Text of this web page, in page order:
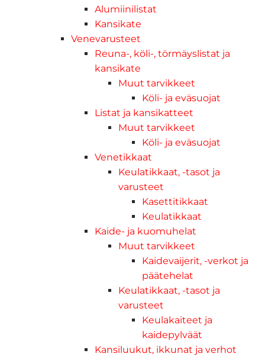
Alumiinilistat
Kansikate
Venevarusteet
Reuna-, köli-, törmäyslistat ja
kansikate
Muut tarvikkeet
Köli- ja eväsuojat
Listat ja kansikatteet
Muut tarvikkeet
Köli- ja eväsuojat
Venetikkaat
Keulatikkaat, -tasot ja
varusteet
Kasettitikkaat
Keulatikkaat
Kaide- ja kuomuhelat
Muut tarvikkeet
Kaidevaijerit, -verkot ja
päätehelat
Keulatikkaat, -tasot ja
varusteet
Keulakaiteet ja
kaidepylväät
Kansiluukut, ikkunat ja verhot